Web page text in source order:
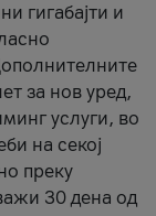
гигабајти и
за нов уред,
услуги, во
на секој
преку
30 дена од